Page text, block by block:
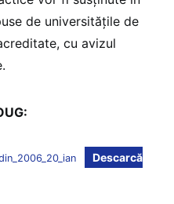
de universitățile de
cu avizul
Descarcă